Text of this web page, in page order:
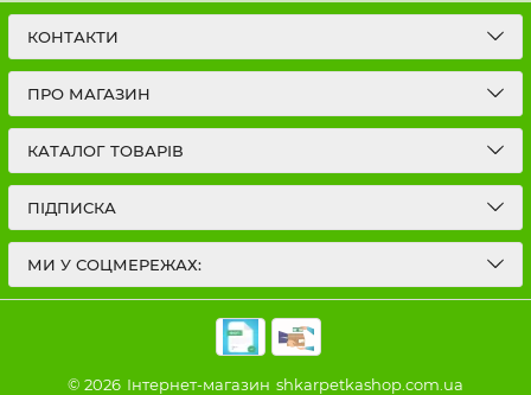
КОНТАКТИ
ПРО МАГАЗИН
КАТАЛОГ ТОВАРІВ
ПІДПИСКА
МИ У СОЦМЕРЕЖАХ:
© 2026 Інтернет-магазин shkarpetkashop.com.ua